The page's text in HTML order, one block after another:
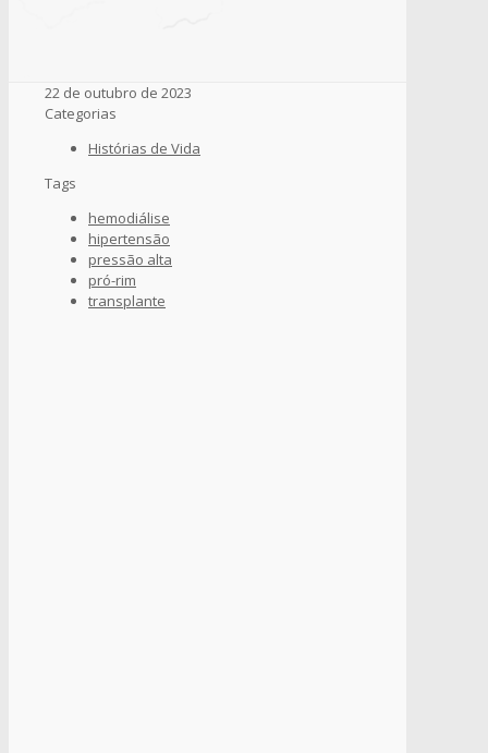
22 de outubro de 2023
Categorias
Histórias de Vida
Tags
hemodiálise
hipertensão
pressão alta
pró-rim
transplante